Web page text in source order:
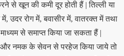
से खून की कमी दूर होती हैं | तिल्ली या
उदर रोग में, बवासीर में, वातरक्त में तथा
से समाप्त किया जा सकता हैं |
नमक के सेवन से परहेज किया जाये तो